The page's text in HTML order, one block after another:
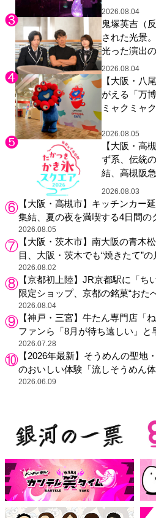
ガーデン 大
2026.08.04
鬼塚英吉（
された光景
光った演出
2026.08.04
【大阪・八
がえる「万
ミャクミャ
展示も
2026.08.05
【大阪・高
ず系、伝統
結、高槻阪
り
2026.08.03
【大阪・高槻市】キッチンカー
集結、夏の夜を満喫する4日間の
2026.08.05
【大阪・茨木市】南大阪の青木
目、大阪・茨木でも“焼きたて”
2026.08.02
【京都初上陸】JR京都駅に「ち
限定ショップ、京都の銘菓“おた
2026.08.04
【神戸・三宮】牛たん専門店「
ファンら「8月が待ち遠しい」と
2026.07.28
【2026年最新】そうめんの聖地
のおいしい体験「流しそうめん
2026.06.09